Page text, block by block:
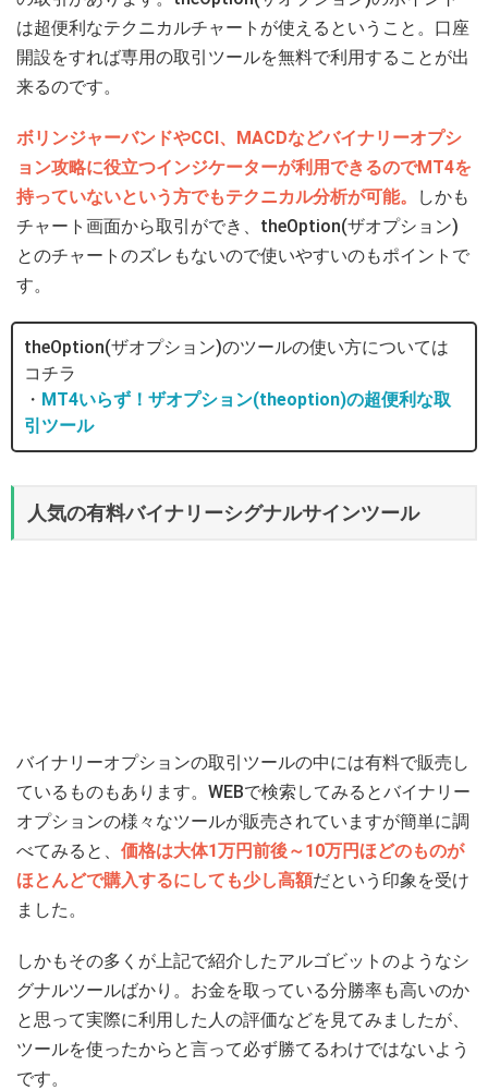
は超便利なテクニカルチャートが使えるということ。口座
開設をすれば専用の取引ツールを無料で利用することが出
来るのです。
ボリンジャーバンドやCCI、MACDなどバイナリーオプシ
ョン攻略に役立つインジケーターが利用できるのでMT4を
持っていないという方でもテクニカル分析が可能。
しかも
チャート画面から取引ができ、theOption(ザオプション)
とのチャートのズレもないので使いやすいのもポイントで
す。
theOption(ザオプション)のツールの使い方については
コチラ
・ MT4いらず！ザオプション(theoption)の超便利な取
引ツール
人気の有料バイナリーシグナルサインツール
バイナリーオプションの取引ツールの中には有料で販売し
ているものもあります。WEBで検索してみるとバイナリー
オプションの様々なツールが販売されていますが簡単に調
べてみると、 価格は大体1万円前後～10万円ほどのものが
ほとんどで購入するにしても少し高額だという印象を受け
ました。
しかもその多くが上記で紹介したアルゴビットのようなシ
グナルツールばかり。お金を取っている分勝率も高いのか
と思って実際に利用した人の評価などを見てみましたが、
ツールを使ったからと言って必ず勝てるわけではないよう
です。